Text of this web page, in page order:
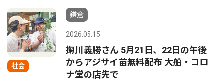
社会
鎌倉
2026.05.15
掬川義勝さん 5月21日、22日の午後
からアジサイ苗無料配布 大船・コロ
ナ堂の店先で